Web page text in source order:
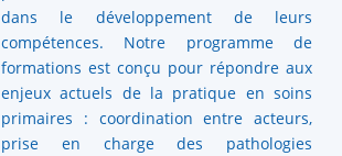
dans le développement de leurs
compétences. Notre programme de
formations est conçu pour répondre aux
enjeux actuels de la pratique en soins
primaires : coordination entre acteurs,
prise en charge des pathologies